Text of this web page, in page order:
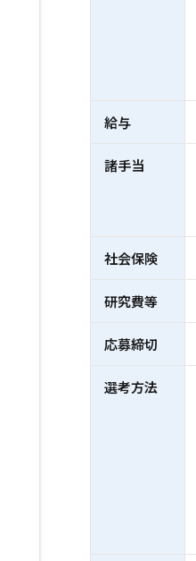
給与
諸手当
社会保険
研究費等
応募締切
選考方法